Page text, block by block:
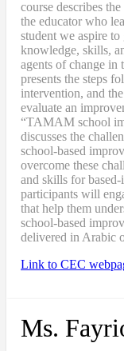
course describes
the educator who
student we aspire
knowledge, skills,
agents of change in
presents the steps
intervention, and
evaluate an
“TAMAM school
discusses the
school-based
overcome these
and skills for
participants will
that help them
school-based
delivered in Arabic
Link to CEC
Ms.